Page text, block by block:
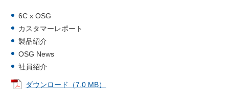
6C x OSG
カスタマーレポート
製品紹介
OSG News
社員紹介
ダウンロード（7.0 MB）